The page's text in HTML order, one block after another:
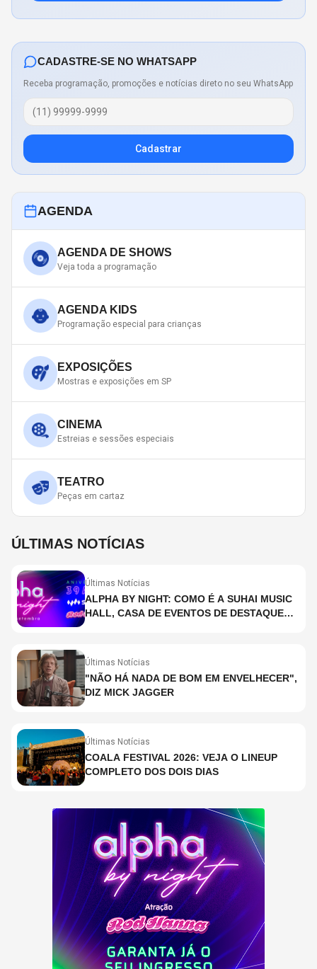
CADASTRE-SE NO WHATSAPP
Receba programação, promoções e notícias direto no seu WhatsApp
Cadastrar
AGENDA
AGENDA DE SHOWS
Veja toda a programação
AGENDA KIDS
Programação especial para crianças
EXPOSIÇÕES
Mostras e exposições em SP
CINEMA
Estreias e sessões especiais
TEATRO
Peças em cartaz
ÚLTIMAS NOTÍCIAS
Últimas Notícias
ALPHA BY NIGHT: COMO É A SUHAI MUSIC
HALL, CASA DE EVENTOS DE DESTAQUE
Últimas Notícias
"NÃO HÁ NADA DE BOM EM ENVELHECER",
DIZ MICK JAGGER
Últimas Notícias
COALA FESTIVAL 2026: VEJA O LINEUP
COMPLETO DOS DOIS DIAS